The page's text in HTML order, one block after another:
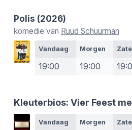
Polis (2026)
komedie van Ruud Schuurman
Vandaag Morgen
19:00 19:00
Kleuterbios: Vier Feest
Vandaag Morgen